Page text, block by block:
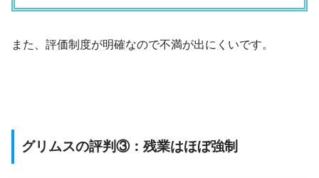
また、評価制度が明確なので不満が出にくいです。
グリムスの評判③：残業はほぼ強制